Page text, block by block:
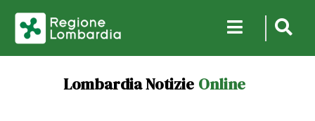
Lombardia Notizie Online